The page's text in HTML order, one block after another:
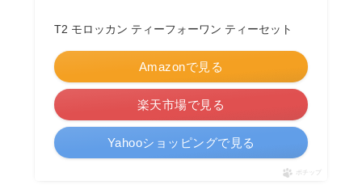
T2 モロッカン ティーフォーワン ティーセット
Amazonで見る
楽天市場で見る
Yahooショッピングで見る
ポチップ